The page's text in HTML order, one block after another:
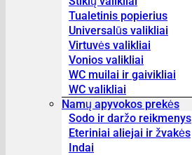
Tualetinis popierius
Universalūs valikliai
Virtuvės valikliai
Vonios valikliai
WC muilai ir gaivikliai
WC valikliai
Namų apyvokos prekės
Sodo ir daržo reikmenys
Eteriniai aliejai ir žvakės
Indai